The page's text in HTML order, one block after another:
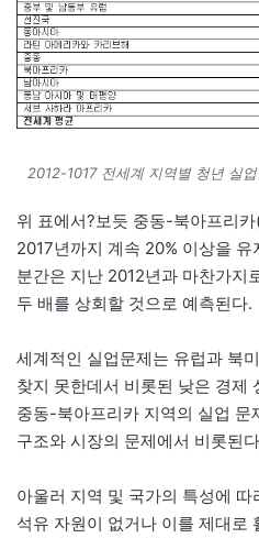
2012-1017 전세계 지역별 청년 실
위 표에서?보듯 중동-북아프리
2017년까지 계속 20% 이상을
분간은 지난 2012년과 마찬가지
두 배를 상회할 것으로 예측된다.
세계적인 실업문제는 유럽과 북
찾지 못한데서 비롯된 낮은 경제
중동-북아프리카 지역의 실업 문
구조와 시장의 문제에서 비롯된
아울러 지역 및 국가의 특성에
석유 자원이 없거나 이를 제대로